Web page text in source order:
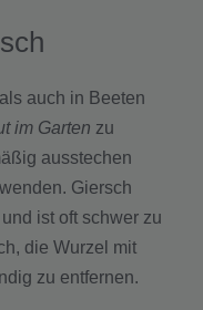
auch in Beeten
im Garten zu
ausstechen
Giersch
ist oft schwer zu
die Wurzel mit
zu entfernen.